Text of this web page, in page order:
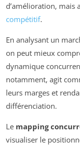
d’amélioration, mais
compétitif.
En analysant un
on peut mieux
dynamique
notamment, agit
leurs marges et
différenciation.
Le mapping
visualiser le